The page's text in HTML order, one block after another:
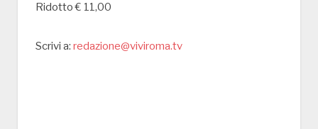
Ridotto € 11,00
Scrivi a: redazione@viviroma.tv